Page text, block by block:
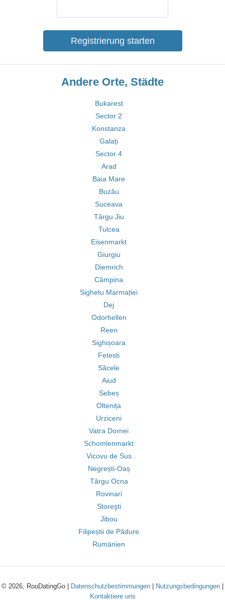
Registrierung starten
Andere Orte, Städte
Bukarest
Sector 2
Konstanza
Galați
Sector 4
Arad
Baia Mare
Buzău
Suceava
Târgu Jiu
Tulcea
Eisenmarkt
Giurgiu
Diemrich
Câmpina
Sighetu Marmației
Dej
Odorhellen
Reen
Sighișoara
Fetesti
Săcele
Aiud
Sebeș
Oltenița
Urziceni
Vatra Dornei
Schomlenmarkt
Vicovu de Sus
Negrești-Oaș
Târgu Ocna
Rovinari
Storeşti
Jibou
Filipeștii de Pădure
Rumänien
© 2026, RouDatingGo | Datenschutzbestimmungen Nutzungsbedingungen
Kontaktiere uns